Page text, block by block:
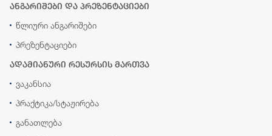
ანგარიშები და პრეზენტაციები
წლიური ანგარიშები
პრეზენტაციები
ადამიანური რესურსის მართვა
ვაკანსია
პრაქტიკა/სტაჟირება
განათლება